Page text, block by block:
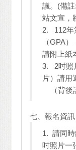
議。(備
站文宣，
2. 112年
（GPA
請附上紙
3. 2吋照
片）請用
（背後
七、報名資訊
1.請同
吋照片一